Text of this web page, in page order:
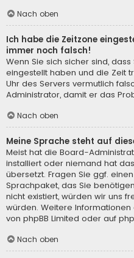
Nach oben
Ich habe die Zeitzone
immer noch falsch!
Wenn Sie sich sicher sind,
eingestellt haben und die Zeit
Uhr des Servers vermutlich
Administrator, damit er das
Nach oben
Meine Sprache steht auf
Meist hat die Board-
installiert oder niemand hat
übersetzt. Fragen Sie ggf.
Sprachpaket, das Sie
nicht existiert, würden wir uns
würden. Weitere
von phpBB Limited oder auf
Nach oben